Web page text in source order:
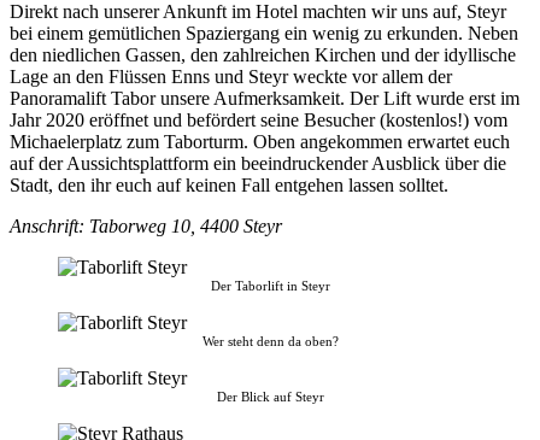
Direkt nach unserer Ankunft im Hotel machten wir uns auf, Steyr
bei einem gemütlichen Spaziergang ein wenig zu erkunden. Neben
den niedlichen Gassen, den zahlreichen Kirchen und der idyllische
Lage an den Flüssen Enns und Steyr weckte vor allem der
Panoramalift Tabor unsere Aufmerksamkeit. Der Lift wurde erst im
Jahr 2020 eröffnet und befördert seine Besucher (kostenlos!) vom
Michaelerplatz zum Taborturm. Oben angekommen erwartet euch
auf der Aussichtsplattform ein beeindruckender Ausblick über die
Stadt, den ihr euch auf keinen Fall entgehen lassen solltet.
Anschrift: Taborweg 10, 4400 Steyr
Der Taborlift in Steyr
Wer steht denn da oben?
Der Blick auf Steyr